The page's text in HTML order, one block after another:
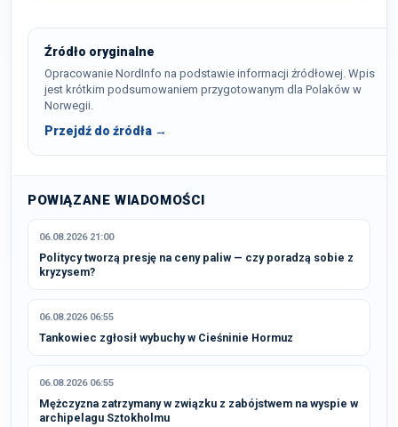
Źródło oryginalne
Opracowanie NordInfo na podstawie informacji źródłowej. Wpis
jest krótkim podsumowaniem przygotowanym dla Polaków w
Norwegii.
Przejdź do źródła →
POWIĄZANE WIADOMOŚCI
06.08.2026 21:00
Politycy tworzą presję na ceny paliw — czy poradzą sobie z
kryzysem?
06.08.2026 06:55
Tankowiec zgłosił wybuchy w Cieśninie Hormuz
06.08.2026 06:55
Mężczyzna zatrzymany w związku z zabójstwem na wyspie w
archipelagu Sztokholmu